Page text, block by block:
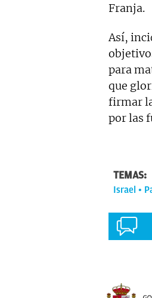
Franja.
Así,
para
que
firmar
por las
TEMAS:
Israel